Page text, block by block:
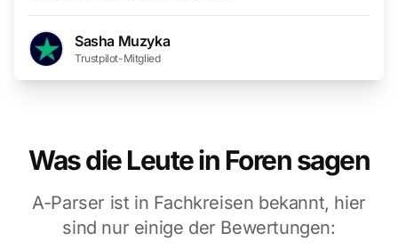
Sasha Muzyka
Trustpilot-Mitglied
Was die Leute in Foren sagen
A-Parser ist in Fachkreisen bekannt, hier
sind nur einige der Bewertungen: